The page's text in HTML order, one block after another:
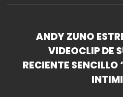
ANDY ZUNO
VIDEOCLIP DE
RECIENTE SENCILLO